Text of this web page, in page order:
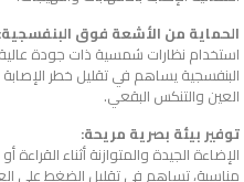
الحماية من الأشعة فوق البنفسجية:
استخدام نظارات شمسية ذات جودة
البنفسجية يساهم في تقليل خطر
العين والتنكس البقعي.
توفير بيئة بصرية مريحة:
الإضاءة الجيدة والمتوازنة أثناء
مناسبة، تساهم في تقليل الضغط على